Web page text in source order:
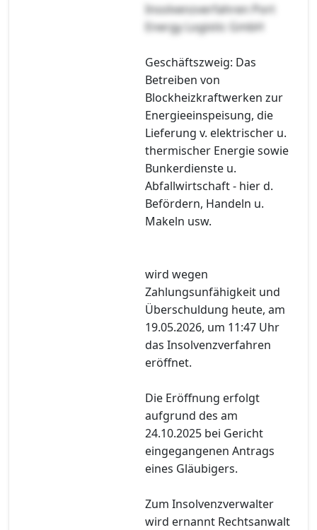
Insolvenzverfahren Port
Energy Logistic GmbH
Geschäftszweig: Das
Betreiben von
Blockheizkraftwerken zur
Energieeinspeisung, die
Lieferung v. elektrischer u.
thermischer Energie sowie
Bunkerdienste u.
Abfallwirtschaft - hier d.
Befördern, Handeln u.
Makeln usw.
wird wegen
Zahlungsunfähigkeit und
Überschuldung heute, am
19.05.2026, um 11:47 Uhr
das Insolvenzverfahren
eröffnet.
Die Eröffnung erfolgt
aufgrund des am
24.10.2025 bei Gericht
eingegangenen Antrags
eines Gläubigers.
Zum Insolvenzverwalter
wird ernannt Rechtsanwalt